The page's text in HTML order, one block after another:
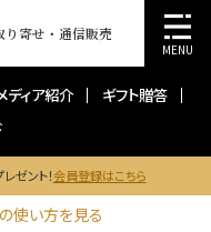
寄せ・通信販売
ディア紹介
ギフト贈答
ゼント！会員登録はこちら
使い方を見る
MENU